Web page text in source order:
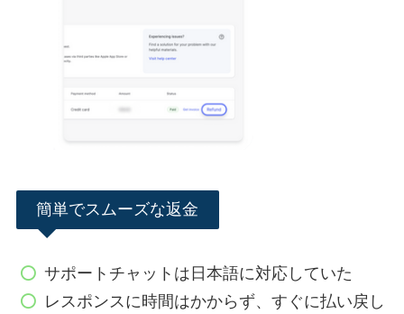
簡単でスムーズな返金
サポートチャットは日本語に対応していた
レスポンスに時間はかからず、すぐに払い戻し